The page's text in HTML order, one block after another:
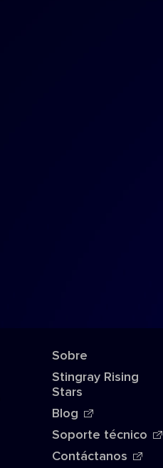
Sobre
Stingray Rising
Stars
Blog
Soporte técnico
Contáctanos